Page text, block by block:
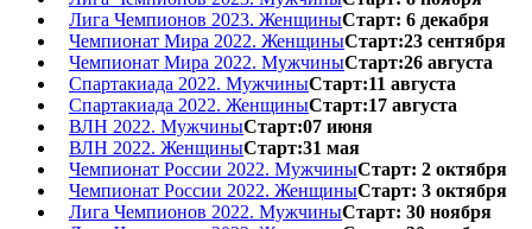
Лига Чемпионов 2023. ЖенщиныСтарт: 6 декабря
Чемпионат Мира 2022. ЖенщиныСтарт:23 сентября
Чемпионат Мира 2022. МужчиныСтарт:26 августа
Спартакиада 2022. МужчиныСтарт:11 августа
Спартакиада 2022. ЖенщиныСтарт:17 августа
ВЛН 2022. МужчиныСтарт:07 июня
ВЛН 2022. ЖенщиныСтарт:31 мая
Чемпионат России 2022. МужчиныСтарт: 2 октября
Чемпионат России 2022. ЖенщиныСтарт: 3 октября
Лига Чемпионов 2022. МужчиныСтарт: 30 ноября